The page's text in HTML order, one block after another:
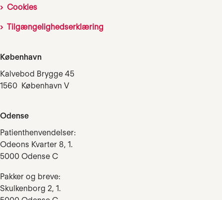
Cookies
Tilgængelighedserklæring
København
Kalvebod Brygge 45
1560 København V
Odense
Patienthenvendelser:
Odeons Kvarter 8, 1.
5000 Odense C
Pakker og breve:
Skulkenborg 2, 1.